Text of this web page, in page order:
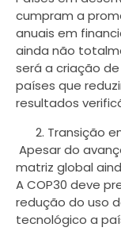
cumpram a
anuais em
ainda não
será a criação
países que
resultados
Transição
Apesar do
matriz global
A COP30 deve
redução do uso
tecnológico a